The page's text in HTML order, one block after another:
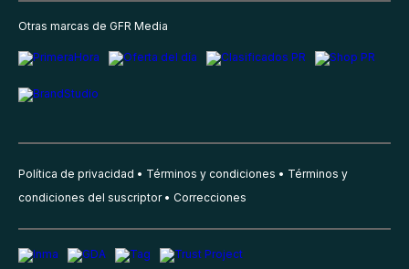
Otras marcas de GFR Media
Política de privacidad Términos y condiciones
Términos y
condiciones del suscriptor
Correcciones